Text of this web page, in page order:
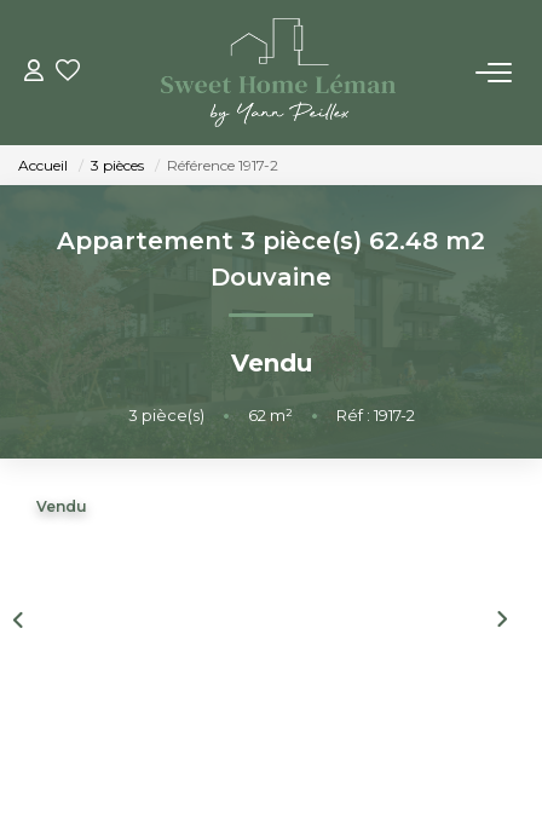
ACHETER
PROGRAMMES NEUFS
ESTIMER EN LIGNE
LES AGENCES
Accueil 3 pièces Référence 1917-2
Appartement 3 pièce(s) 62.48 m2
Douvaine
Vendu
3 pièce(s) • 62 m² • Réf : 1917-2
Vendu